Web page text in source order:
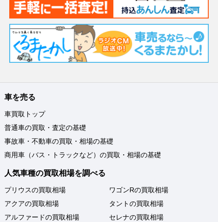
車を売る
車買取トップ
普通車の買取・査定の基礎
事故車・不動車の買取・相場の基礎
商用車（バス・トラックなど）の買取・相場の基礎
人気車種の買取相場を調べる
プリウスの買取相場
アクアの買取相場
アルファードの買取相場
ワゴンRの買取相場
タントの買取相場
セレナの買取相場